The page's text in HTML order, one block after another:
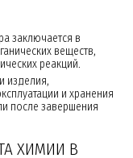
заключается в
веществ,
реакций.
изделия,
и хранения
после завершения
ХИМИИ В